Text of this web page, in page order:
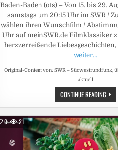
Baden-Baden (ots) – Von 15. bis 29.
samstags um 20:15 Uhr im SWR /
wählen ihren Wunschfilm /
Uhr auf meinSWR.de Filmklassiker
herzzerreißende Liebesgeschichten,
weiter…
Original-Content von: SWR – Südwestrundfunk,
aktuell
CONTINUE READINGSWR
IST
–
IM
0 21